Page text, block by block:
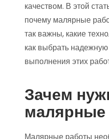
качеством. В этой
почему малярные
так важны, какие
как выбрать
выполнения этих
Зачем